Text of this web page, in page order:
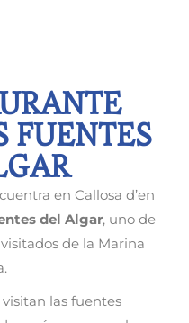
FUENTES
en Callosa d’en
del Algar, uno de
de la Marina
las fuentes